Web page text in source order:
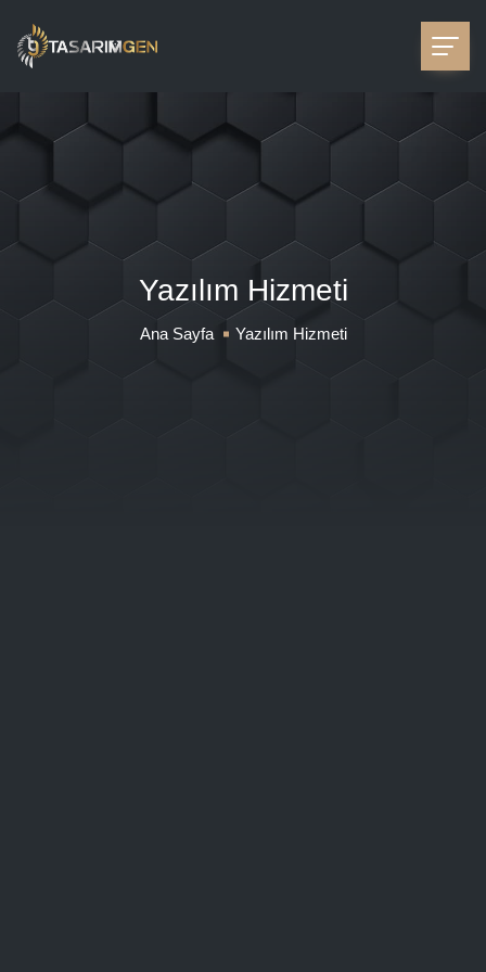
Yazılım Hizmeti
Ana Sayfa Yazılım Hizmeti